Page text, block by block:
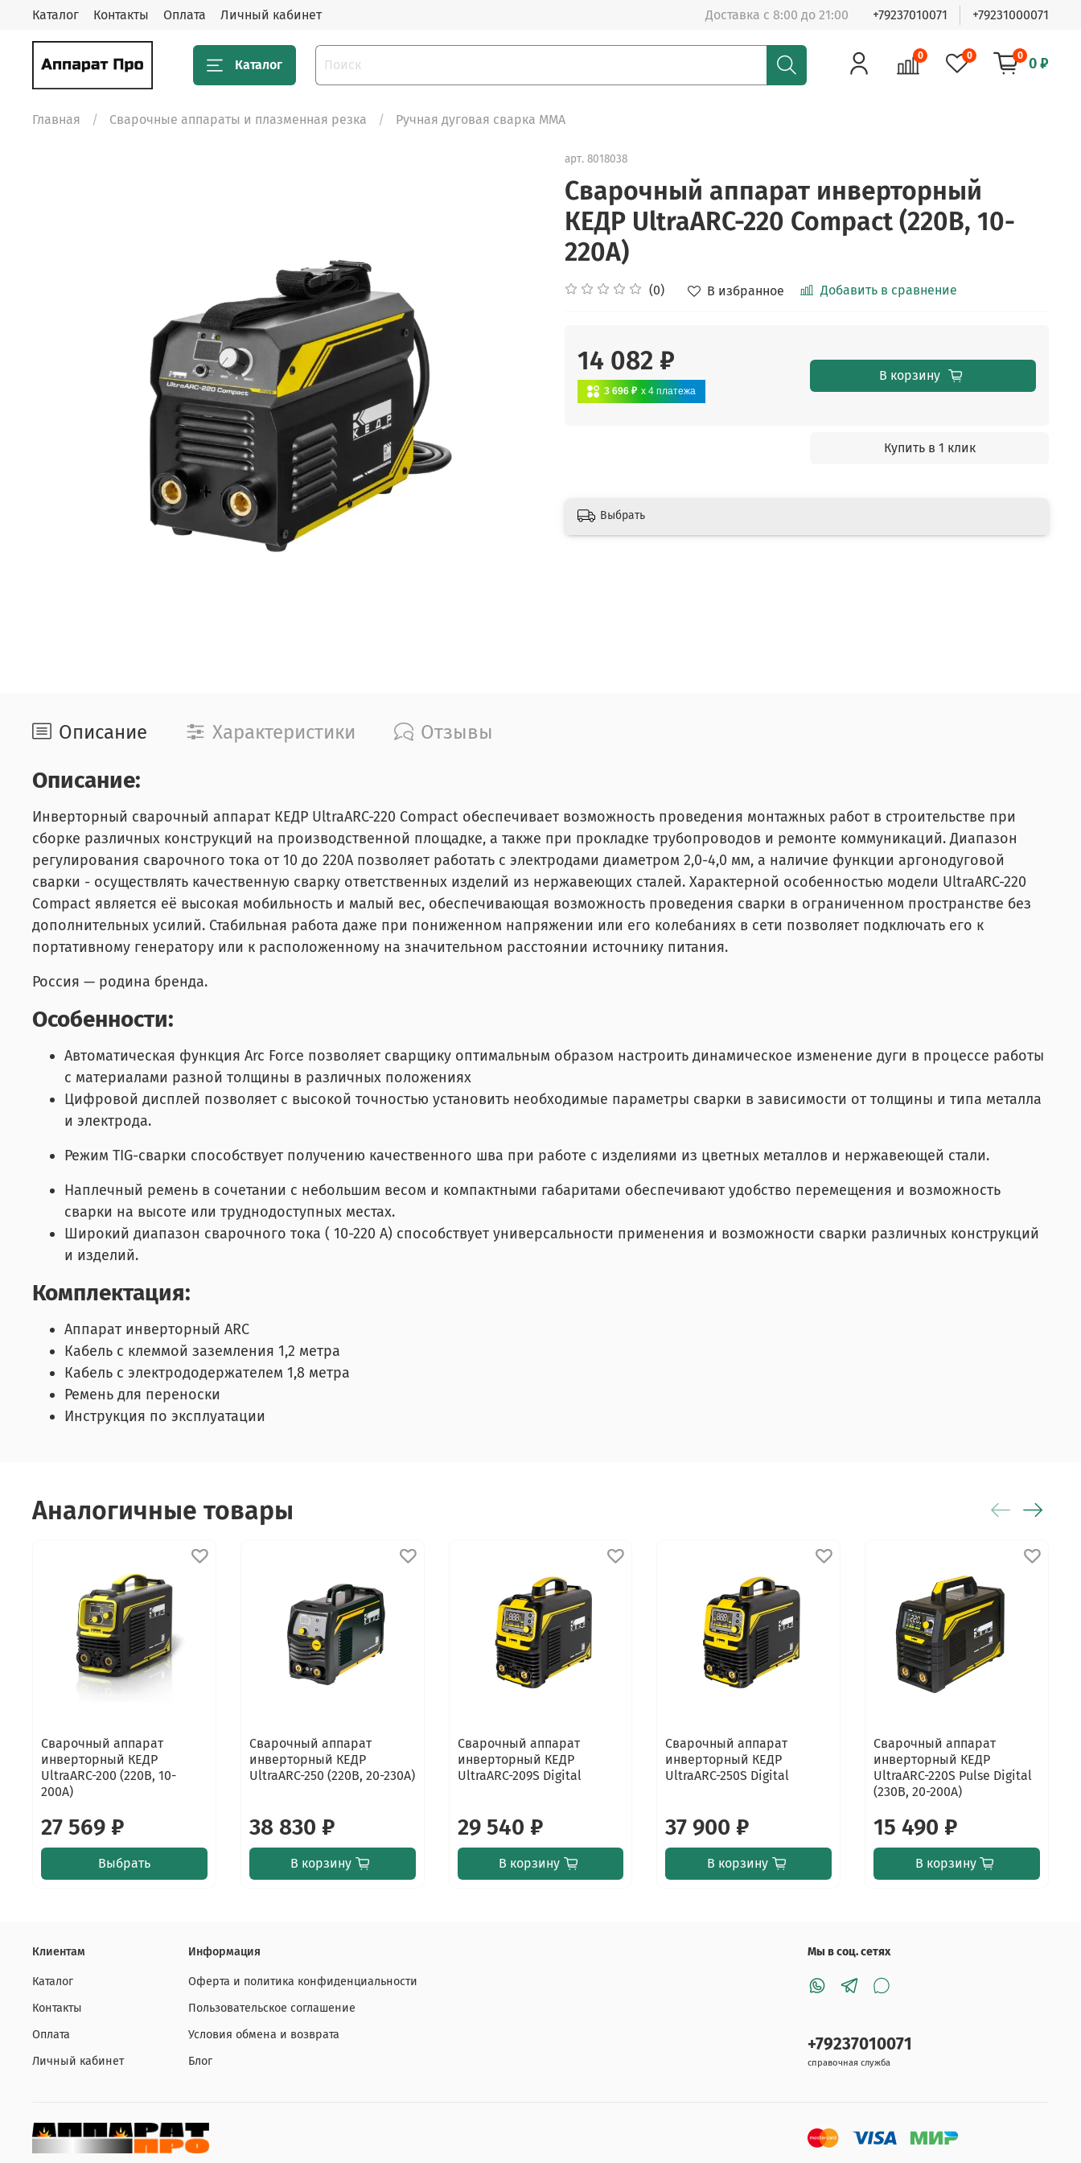
Каталог Контакты Оплата Личный кабинет Доставка с 8:00 до 21:00 +79237010071 +79231000071
Каталог
0 0 0 0 ₽
Главная Сварочные аппараты и плазменная резка Ручная дуговая сварка ММА
арт. 8018038
Сварочный аппарат инверторный
КЕДР UltraARC-220 Compact (220В, 10-
220А)
(0) В избранное Добавить в сравнение
14 082 ₽
3 696 ₽ x 4 платежа
В корзину
Купить в 1 клик
Выбрать
Описание Характеристики Отзывы
Описание:
Инверторный сварочный аппарат КЕДР UltraARC-220 Compact обеспечивает возможность проведения монтажных работ в строительстве при
сборке различных конструкций на производственной площадке, а также при прокладке трубопроводов и ремонте коммуникаций. Диапазон
регулирования сварочного тока от 10 до 220А позволяет работать с электродами диаметром 2,0-4,0 мм, а наличие функции аргонодуговой
сварки - осуществлять качественную сварку ответственных изделий из нержавеющих сталей. Характерной особенностью модели UltraARC-220
Compact является её высокая мобильность и малый вес, обеспечивающая возможность проведения сварки в ограниченном пространстве без
дополнительных усилий. Стабильная работа даже при пониженном напряжении или его колебаниях в сети позволяет подключать его к
портативному генератору или к расположенному на значительном расстоянии источнику питания.
Россия — родина бренда.
Особенности:
Автоматическая функция Arc Force позволяет сварщику оптимальным образом настроить динамическое изменение дуги в процессе работы
с материалами разной толщины в различных положениях
Цифровой дисплей позволяет с высокой точностью установить необходимые параметры сварки в зависимости от толщины и типа металла
и электрода.
Режим ТIG-сварки способствует получению качественного шва при работе с изделиями из цветных металлов и нержавеющей стали.
Наплечный ремень в сочетании с небольшим весом и компактными габаритами обеспечивают удобство перемещения и возможность
сварки на высоте или труднодоступных местах.
Широкий диапазон сварочного тока ( 10-220 А) способствует универсальности применения и возможности сварки различных конструкций
и изделий.
Комплектация:
Аппарат инверторный ARC
Кабель с клеммой заземления 1,2 метра
Кабель с электрододержателем 1,8 метра
Ремень для переноски
Инструкция по эксплуатации
Аналогичные товары
Сварочный аппарат
инверторный КЕДР
UltraARC-200 (220В, 10-
200А)
27 569 ₽
Выбрать
Сварочный аппарат
инверторный КЕДР
UltraARC-250 (220В, 20-230А)
38 830 ₽
В корзину
Сварочный аппарат
инверторный КЕДР
UltraARC-209S Digital
29 540 ₽
В корзину
Сварочный аппарат
инверторный КЕДР
UltraARC-250S Digital
37 900 ₽
В корзину
Сварочный аппарат
инверторный КЕДР
UltraARC-220S Pulse Digital
(230В, 20-200А)
15 490 ₽
В корзину
Клиентам
Каталог
Контакты
Оплата
Личный кабинет
Информация
Оферта и политика конфиденциальности
Пользовательское соглашение
Условия обмена и возврата
Блог
Мы в соц. сетях
+79237010071
справочная служба